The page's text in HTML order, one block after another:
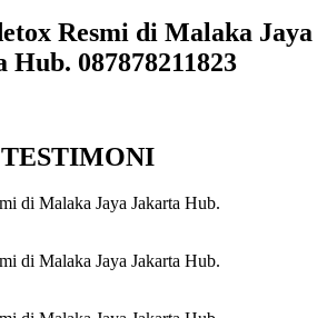
TESTIMONI